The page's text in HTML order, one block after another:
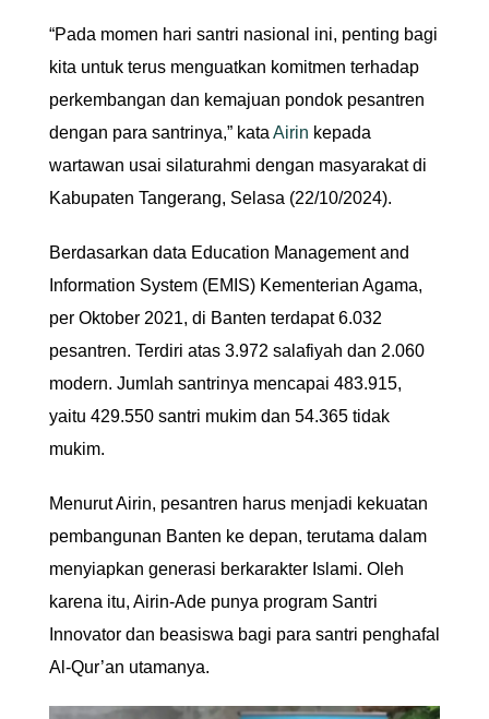
“Pada momen hari santri nasional ini, penting bagi
kita untuk terus menguatkan komitmen terhadap
perkembangan dan kemajuan pondok pesantren
dengan para santrinya,” kata Airin kepada
wartawan usai silaturahmi dengan masyarakat di
Kabupaten Tangerang, Selasa (22/10/2024).
Berdasarkan data Education Management and
Information System (EMIS) Kementerian Agama,
per Oktober 2021, di Banten terdapat 6.032
pesantren. Terdiri atas 3.972 salafiyah dan 2.060
modern. Jumlah santrinya mencapai 483.915,
yaitu 429.550 santri mukim dan 54.365 tidak
mukim.
Menurut Airin, pesantren harus menjadi kekuatan
pembangunan Banten ke depan, terutama dalam
menyiapkan generasi berkarakter Islami. Oleh
karena itu, Airin-Ade punya program Santri
Innovator dan beasiswa bagi para santri penghafal
Al-Qur’an utamanya.